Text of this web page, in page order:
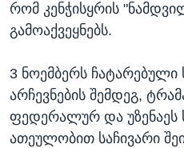
რომ კენჭისყრის
გამოაქვეყნებს.
3 ნოემბერს ჩატარებული
არჩევნების შემდეგ,
ფედერალურ და უზენაეს
ათეულობით საჩივარი